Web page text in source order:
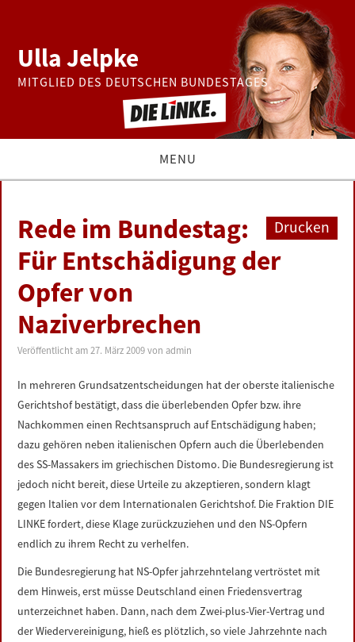
Ulla Jelpke
MITGLIED DES DEUTSCHEN BUNDESTAGES
MENU
BUNDESTAG
PRESSE
ZUR PERSON
DATENSCHUTZERKLÄRUNG
IMPRESSUM
Drucken
Rede im Bundestag:
Für Entschädigung der
Opfer von
Naziverbrechen
Veröffentlicht am27. März 2009 vonadmin
In mehreren Grundsatzentscheidungen hat der oberste italienische
Gerichtshof bestätigt, dass die überlebenden Opfer bzw. ihre
Nachkommen einen Rechtsanspruch auf Entschädigung haben;
dazu gehören neben italienischen Opfern auch die Überlebenden
des SS-Massakers im griechischen Distomo. Die Bundesregierung ist
jedoch nicht bereit, diese Urteile zu akzeptieren, sondern klagt
gegen Italien vor dem Internationalen Gerichtshof. Die Fraktion DIE
LINKE fordert, diese Klage zurückzuziehen und den NS-Opfern
endlich zu ihrem Recht zu verhelfen.
Die Bundesregierung hat NS-Opfer jahrzehntelang vertröstet mit
dem Hinweis, erst müsse Deutschland einen Friedensvertrag
unterzeichnet haben. Dann, nach dem Zwei-plus-Vier-Vertrag und
der Wiedervereinigung, hieß es plötzlich, so viele Jahrzehnte nach